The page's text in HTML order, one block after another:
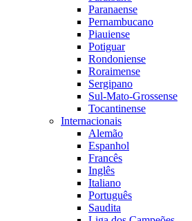
Paranaense
Pernambucano
Piauiense
Potiguar
Rondoniense
Roraimense
Sergipano
Sul-Mato-Grossense
Tocantinense
Internacionais
Alemão
Espanhol
Francês
Inglês
Italiano
Português
Saudita